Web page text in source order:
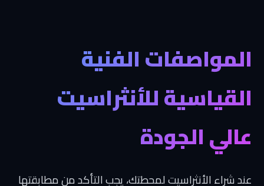
المواصفات الفنية
القياسية للأنثراسيت
عالي الجودة
عند شراء الأنثراسيت لمحطتك، يجب التأكد من مطابقتها